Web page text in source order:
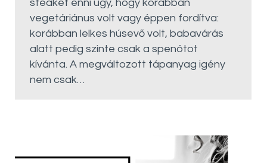
steaket enni úgy, hogy korábban
vegetáriánus volt vagy éppen fordítva:
korábban lelkes húsevő volt, babavárás
alatt pedig szinte csak a spenótot
kívánta. A megváltozott tápanyag igény
nem csak…